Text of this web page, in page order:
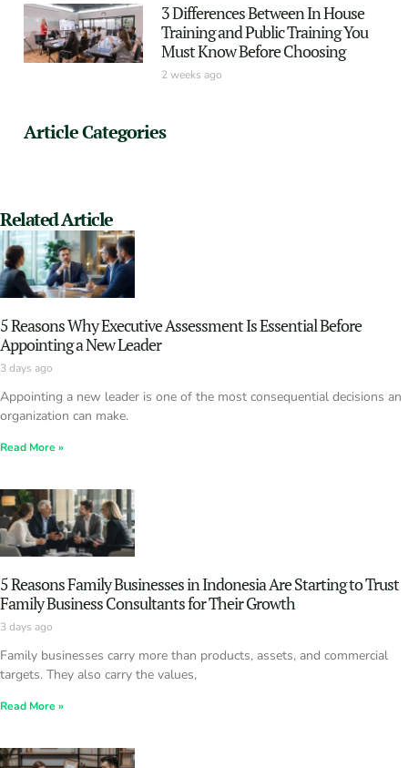
3 Differences Between In House
Training and Public Training You
Must Know Before Choosing
2 weeks ago
Article Categories
Related Article
5 Reasons Why Executive Assessment Is Essential Before
Appointing a New Leader
3 days ago
Appointing a new leader is one of the most consequential decisions an
organization can make.
Read More »
5 Reasons Family Businesses in Indonesia Are Starting to Trust
Family Business Consultants for Their Growth
3 days ago
Family businesses carry more than products, assets, and commercial
targets. They also carry the values,
Read More »